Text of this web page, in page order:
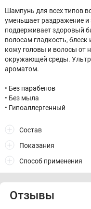
Шампунь для всех типов
уменьшает раздражение
поддерживает здоровый
волосам гладкость,
кожу головы и волосы от
окружающей среды.
ароматом.
• Без парабенов
• Без мыла
• Гипоаллергенный
Состав
Показания
Способ применения
Отзывы